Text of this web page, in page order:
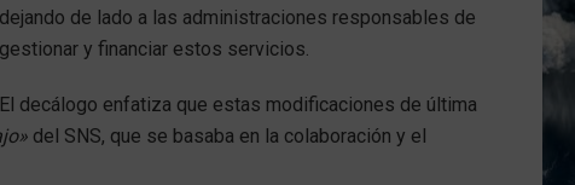
dejando de lado a las administraciones responsables de
gestionar y financiar estos servicios.
El decálogo enfatiza que estas modificaciones de última
del SNS, que se basaba en la colaboración y el